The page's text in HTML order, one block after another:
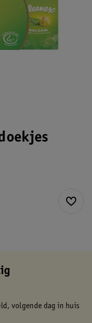
volgende dag in huis